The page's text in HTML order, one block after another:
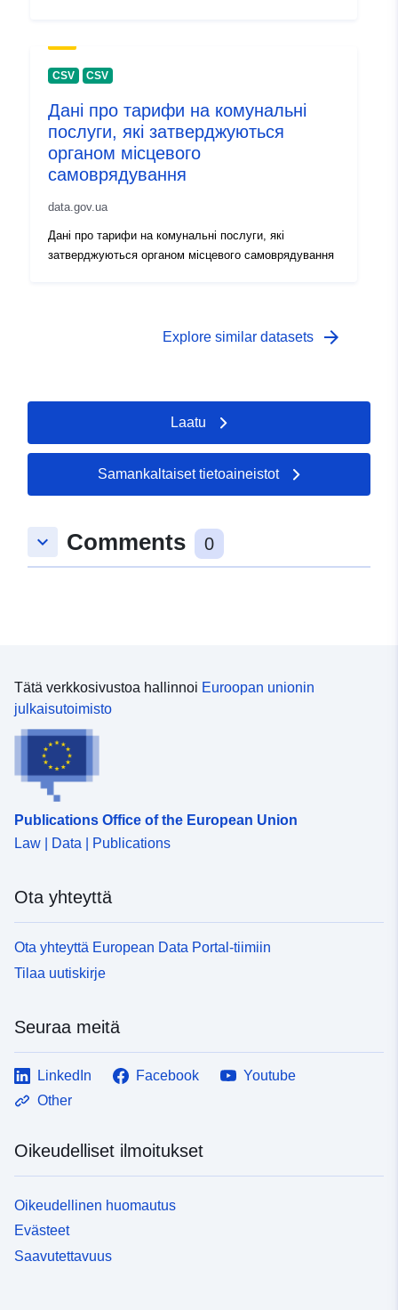
CSV CSV
Дані про тарифи на комунальні
послуги, які затверджуються
органом місцевого
самоврядування
data.gov.ua
Дані про тарифи на комунальні послуги, які
затверджуються органом місцевого самоврядування
Explore similar datasets arrow_forward
Laatu
Samankaltaiset tietoaineistot
keyboard_arrow_down Comments 0
Tätä verkkosivustoa hallinnoi Euroopan unionin
julkaisutoimisto
Publications Office of the European Union
Law | Data | Publications
Ota yhteyttä
Ota yhteyttä European Data Portal-tiimiin
Tilaa uutiskirje
Seuraa meitä
LinkedIn Facebook
Youtube
Other
Oikeudelliset ilmoitukset
Oikeudellinen huomautus
Evästeet
Saavutettavuus